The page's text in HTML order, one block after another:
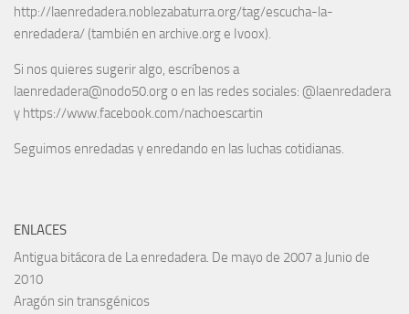
http://laenredadera.noblezabaturra.org/tag/escucha-la-
enredadera/ (también en archive.org e Ivoox).
Si nos quieres sugerir algo, escríbenos a
laenredadera@nodo50.org o en las redes sociales: @laenredadera
y https://www.facebook.com/nachoescartin
Seguimos enredadas y enredando en las luchas cotidianas.
ENLACES
Antigua bitácora de La enredadera. De mayo de 2007 a Junio de
2010
Aragón sin transgénicos